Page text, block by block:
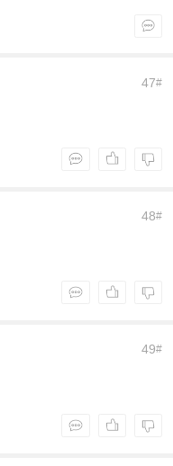
47#
48#
49#